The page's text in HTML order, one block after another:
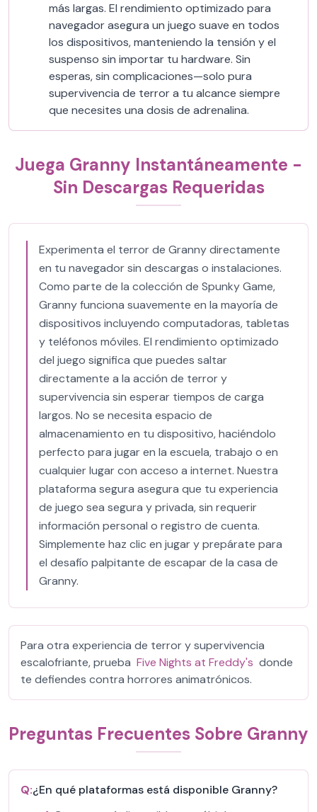
más largas. El rendimiento optimizado para
navegador asegura un juego suave en todos
los dispositivos, manteniendo la tensión y el
suspenso sin importar tu hardware. Sin
esperas, sin complicaciones—solo pura
supervivencia de terror a tu alcance siempre
que necesites una dosis de adrenalina.
Juega Granny Instantáneamente -
Sin Descargas Requeridas
Experimenta el terror de Granny directamente
en tu navegador sin descargas o instalaciones.
Como parte de la colección de Spunky Game,
Granny funciona suavemente en la mayoría de
dispositivos incluyendo computadoras, tabletas
y teléfonos móviles. El rendimiento optimizado
del juego significa que puedes saltar
directamente a la acción de terror y
supervivencia sin esperar tiempos de carga
largos. No se necesita espacio de
almacenamiento en tu dispositivo, haciéndolo
perfecto para jugar en la escuela, trabajo o en
cualquier lugar con acceso a internet. Nuestra
plataforma segura asegura que tu experiencia
de juego sea segura y privada, sin requerir
información personal o registro de cuenta.
Simplemente haz clic en jugar y prepárate para
el desafío palpitante de escapar de la casa de
Granny.
Para otra experiencia de terror y supervivencia
escalofriante, prueba Five Nights at Freddy's donde
te defiendes contra horrores animatrónicos.
Preguntas Frecuentes Sobre Granny
Q:¿En qué plataformas está disponible Granny?